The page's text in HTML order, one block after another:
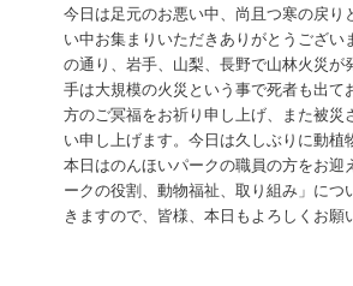
今日は足元のお悪い中、尚且つ寒の戻り
い中お集まりいただきありがとうござい
の通り、岩手、山梨、長野で山林火災が
手は大規模の火災という事で死者も出て
方のご冥福をお祈り申し上げ、また被災
い申し上げます。今日は久しぶりに動植
本日はのんほいパークの職員の方をお迎
ークの役割、動物福祉、取り組み」につ
きますので、皆様、本日もよろしくお願